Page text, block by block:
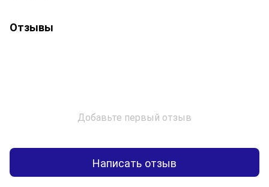
Отзывы
Добавьте первый отзыв
Написать отзыв